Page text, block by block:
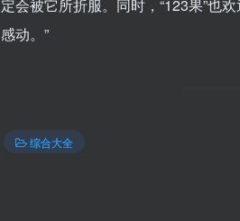
定会被它所折服。同时，“123果”也
感动。”
综合大全